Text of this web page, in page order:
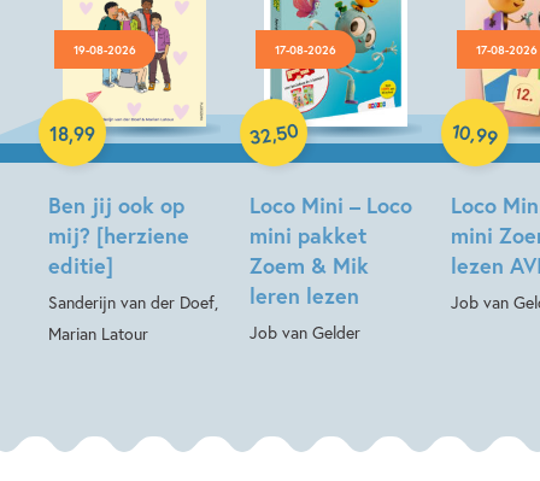
19-08-2026
Ben jij ook op
mij? [herziene
editie]
Sanderijn van der Doef,
Marian Latour
18,99
Hardcover
17-08-2026
Loco Mini – Loco
mini pakket
Zoem & Mik
leren lezen
Job van Gelder
32,50
Paperback
17-08-2026
Loco
mini
lezen
Job van
10,99
Paperback